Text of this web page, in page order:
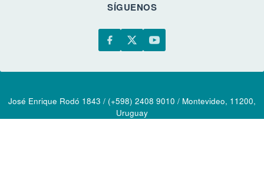
SÍGUENOS
José Enrique Rodó 1843 / (+598) 2408 9010 / Montevideo, 11200,
Uruguay